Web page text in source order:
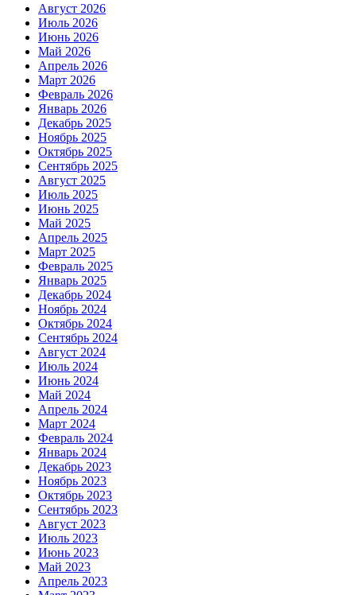
Август 2026
Июль 2026
Июнь 2026
Май 2026
Апрель 2026
Март 2026
Февраль 2026
Январь 2026
Декабрь 2025
Ноябрь 2025
Октябрь 2025
Сентябрь 2025
Август 2025
Июль 2025
Июнь 2025
Май 2025
Апрель 2025
Март 2025
Февраль 2025
Январь 2025
Декабрь 2024
Ноябрь 2024
Октябрь 2024
Сентябрь 2024
Август 2024
Июль 2024
Июнь 2024
Май 2024
Апрель 2024
Март 2024
Февраль 2024
Январь 2024
Декабрь 2023
Ноябрь 2023
Октябрь 2023
Сентябрь 2023
Август 2023
Июль 2023
Июнь 2023
Май 2023
Апрель 2023